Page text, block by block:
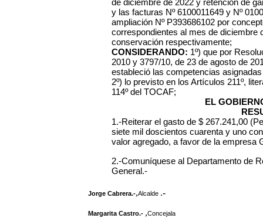
de diciembre de 2022 y retención de
y las facturas Nº 6100011649 y Nº
ampliación Nº P393686102 por
correspondientes al mes de diciembre
conservación respectivamente;
CONSIDERANDO: 1º) que por
2010 y 3797/10, de 23 de agosto de
estableció las competencias
2º) lo previsto en los Artículos 211º,
114º del TOCAF;
EL
1.-Reiterar el gasto de $ 267.241,00
siete mil doscientos cuarenta y uno
valor agregado, a favor de la empresa
2.-Comuníquese al Departamento de
General.-
Jorge Cabrera.-,Alcalde .-
Margarita Castro.- ,Concejala